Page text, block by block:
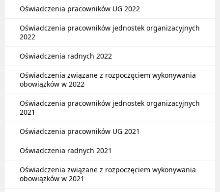
Oświadczenia pracowników UG 2022
Oświadczenia pracowników jednostek organizacyjnych
2022
Oświadczenia radnych 2022
Oświadczenia związane z rozpoczęciem wykonywania
obowiązków w 2022
Oświadczenia pracowników jednostek organizacyjnych
2021
Oświadczenia pracowników UG 2021
Oświadczenia radnych 2021
Oświadczenia związane z rozpoczęciem wykonywania
obowiązków w 2021